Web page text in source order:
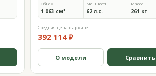
Объём
1 063 см³
Мощность
62 л.с.
Масса
261 кг
Средняя цена в архиве
392 114 ₽
О модели Сравнить